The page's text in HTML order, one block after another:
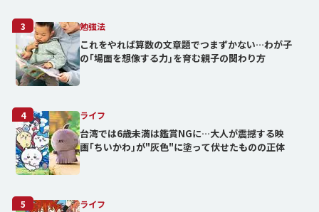
3 勉強法
これをやれば算数の文章題でつまずかない…わが子
の｢場面を想像する力｣を育む親子の関わり方
4 ライフ
台湾では6歳未満は鑑賞NGに…大人が震撼する映
画｢ちいかわ｣が"灰色"に塗って伏せたものの正体
5 ライフ